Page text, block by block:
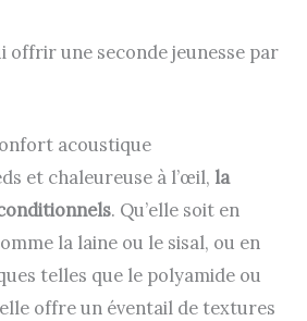
offrir une seconde jeunesse par
acoustique
et chaleureuse à l’œil, la
. Qu’elle soit en
la laine ou le sisal, ou en
telles que le polyamide ou
offre un éventail de textures